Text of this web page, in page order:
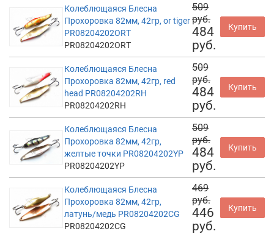
Колеблющаяся Блесна
Прохоровка 82мм, 42гр, or tiger
PR08204202ORT
PR08204202ORT
509
руб.
484
руб.
Купить
Колеблющаяся Блесна
Прохоровка 82мм, 42гр, red
head PR08204202RH
PR08204202RH
509
руб.
484
руб.
Купить
Колеблющаяся Блесна
Прохоровка 82мм, 42гр,
желтые точки PR08204202YP
PR08204202YP
509
руб.
484
руб.
Купить
Колеблющаяся Блесна
Прохоровка 82мм, 42гр,
латунь/медь PR08204202CG
PR08204202CG
469
руб.
446
руб.
Купить